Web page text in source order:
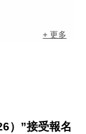
+ 更多
）”接受報名